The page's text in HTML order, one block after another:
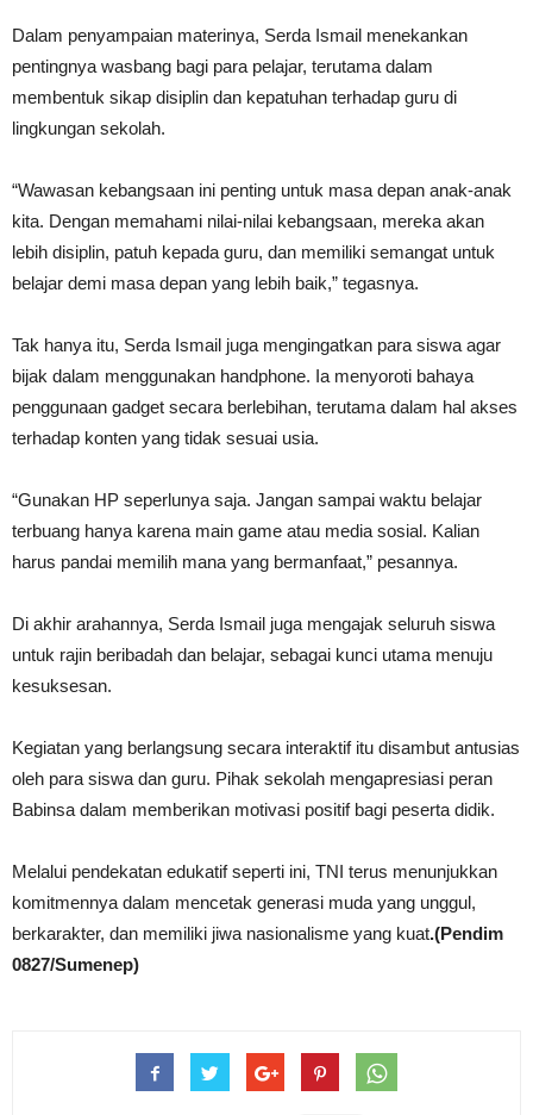
Dalam penyampaian materinya, Serda Ismail menekankan
pentingnya wasbang bagi para pelajar, terutama dalam
membentuk sikap disiplin dan kepatuhan terhadap guru di
lingkungan sekolah.
“Wawasan kebangsaan ini penting untuk masa depan anak-anak
kita. Dengan memahami nilai-nilai kebangsaan, mereka akan
lebih disiplin, patuh kepada guru, dan memiliki semangat untuk
belajar demi masa depan yang lebih baik,” tegasnya.
Tak hanya itu, Serda Ismail juga mengingatkan para siswa agar
bijak dalam menggunakan handphone. Ia menyoroti bahaya
penggunaan gadget secara berlebihan, terutama dalam hal akses
terhadap konten yang tidak sesuai usia.
“Gunakan HP seperlunya saja. Jangan sampai waktu belajar
terbuang hanya karena main game atau media sosial. Kalian
harus pandai memilih mana yang bermanfaat,” pesannya.
Di akhir arahannya, Serda Ismail juga mengajak seluruh siswa
untuk rajin beribadah dan belajar, sebagai kunci utama menuju
kesuksesan.
Kegiatan yang berlangsung secara interaktif itu disambut antusias
oleh para siswa dan guru. Pihak sekolah mengapresiasi peran
Babinsa dalam memberikan motivasi positif bagi peserta didik.
Melalui pendekatan edukatif seperti ini, TNI terus menunjukkan
komitmennya dalam mencetak generasi muda yang unggul,
berkarakter, dan memiliki jiwa nasionalisme yang kuat.(Pendim
0827/Sumenep)